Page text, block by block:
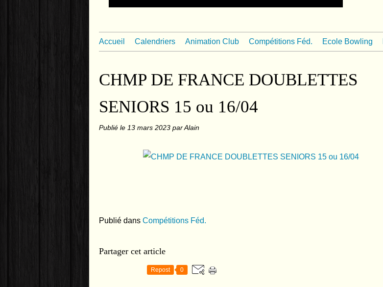
Accueil Calendriers Animation Club Compétitions Féd. Ecole Bowling
CHMP DE FRANCE DOUBLETTES
SENIORS 15 ou 16/04
Publié le 13 mars 2023 par Alain
Publié dans Compétitions Féd.
Partager cet article
Repost 0